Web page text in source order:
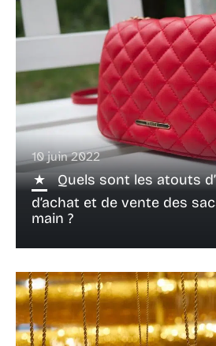
10 juin 2022
Quels sont les atouts
d’achat et de vente des
main ?